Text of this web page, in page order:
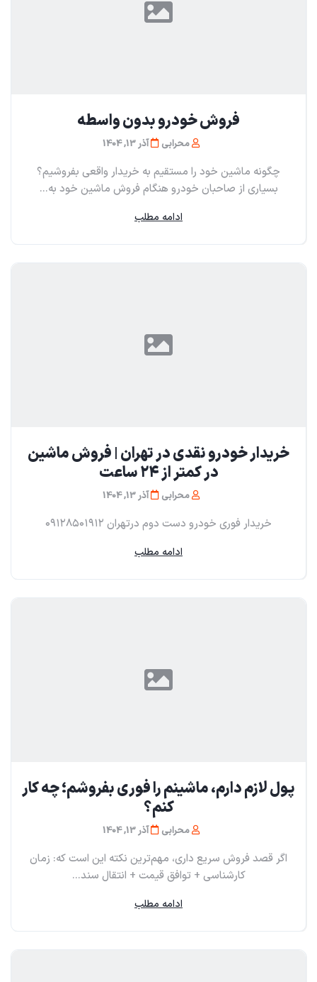
فروش خودرو بدون واسطه
محرابی آذر 13, 1404
چگونه ماشین خود را مستقیم به خریدار واقعی بفروشیم؟
بسیاری از صاحبان خودرو هنگام فروش ماشین خود به...
ادامه مطلب
خریدار خودرو نقدی در تهران | فروش ماشین
در کمتر از ۲۴ ساعت
محرابی آذر 13, 1404
خریدار فوری خودرو دست دوم در‌تهران ۰۹۱۲۸۵۰۱۹۱۲
ادامه مطلب
پول لازم دارم، ماشینم را فوری بفروشم؛ چه کار
کنم؟
محرابی آذر 13, 1404
اگر قصد فروش سریع داری، مهم‌ترین نکته این است که: زمان
کارشناسی + توافق قیمت + انتقال سند...
ادامه مطلب